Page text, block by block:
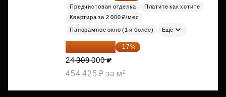
Предчистовая отделка
Платите как хотите
Квартира за 2 000 ₽/мес
Панорамное окно (1 и более) Ещё
20 176 470 ₽ -17%
24 309 000 ₽
454 425 ₽ за м²